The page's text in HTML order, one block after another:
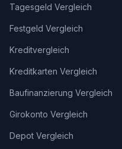
Tagesgeld Vergleich
Festgeld Vergleich
Kreditvergleich
Kreditkarten Vergleich
Baufinanzierung Vergleich
Girokonto Vergleich
Depot Vergleich